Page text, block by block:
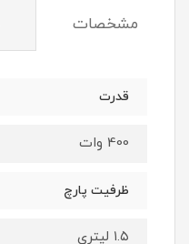
مشخصات
قدرت
400 وات
ظرفیت پارچ
۱.۵ لیتری